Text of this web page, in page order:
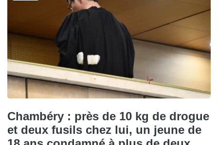
Chambéry : près de 10 kg de drogue
et deux fusils chez lui, un jeune de